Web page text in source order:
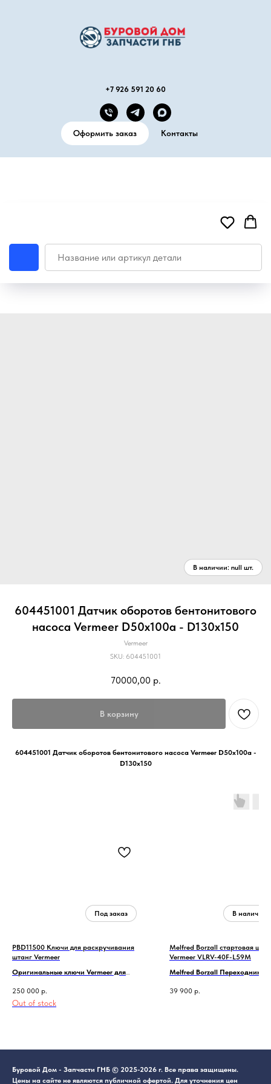
+7 926 591 20 60
Оформить заказ Контакты
604451001 Датчик оборотов бентонитового
насоса Vermeer D50x100a - D130x150
Vermeer
SKU: 604451001
70000,00 р.
В корзину
604451001 Датчик оборотов бентонитового насоса Vermeer D50x100a -
D130x150
PBD11500 Ключи для раскручивания
штанг Vermeer
Оригинальные ключи Vermeer для
PBD11500
250 000 р.
Out of stock
Melfred Borzall стартовая
Vermeer VLRV-40F-L59M
Melfred Borzall Переходник с
мама 2,375 FS1
39 900 р.
Буровой Дом - Запчасти ГНБ © 2025-2026 г. Все права защищены.
Цены на сайте не являются публичной офертой. Для уточнения цен